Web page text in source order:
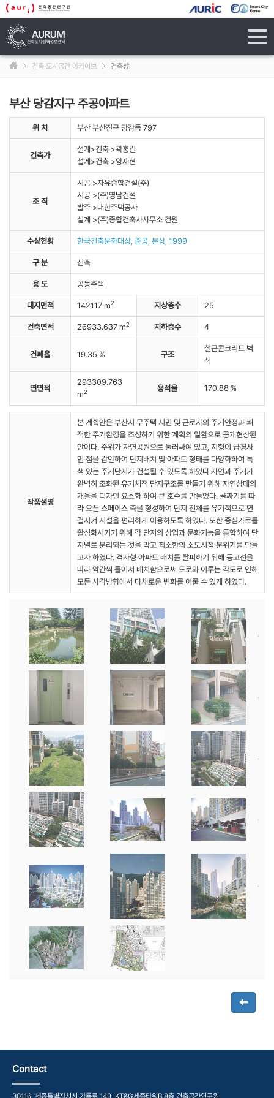
건축·도시공간 아카이브 건축상
부산 당감지구 주공아파트
위 치 부산 부산진구 당감동 797
건축가
설계>건축 >곽홍길
설계>건축 >양재현
조 직
시공 >자유종합건설(주)
시공 >(주)영남건설
발주 >대한주택공사
설계 >(주)종합건축사사무소 건원
수상현황 한국건축문화대상, 준공, 본상, 1999
구 분 신축
용 도 공동주택
대지면적 142117 m2 지상층수 25
건축면적 26933.637 m2 지하층수 4
건폐율 19.35 % 구조
철근콘크리트 벽
식
연면적
293309.763
m2 용적율 170.88 %
작품설명
본 계획안은 부산시 무주택 시민 및 근로자의 주거안정과 쾌
적한 주거환경을 조성하기 위한 계획의 일환으로 공개현상된
안이다. 주위가 자연공원으로 둘러싸여 있고, 지형이 급경사
인 점을 감안하여 단지배치 및 아파트 형태를 다양화하여 특
색 있는 주거단지가 건설될 수 있도록 하였다.자연과 주거가
완벽히 조화된 유기체적 단지구조를 만들기 위해 자연상태의
개울을 디자인 요소화 하여 큰 호수를 만들었다. 골짜기를 따
라 오픈 스페이스 축을 형성하여 단지 전체를 유기적으로 연
결시켜 시설을 편리하게 이용하도록 하였다. 또한 중심가로를
활성화시키기 위해 각 단지의 상업과 문화기능을 통합하여 단
지별로 분리되는 것을 막고 최소한의 소도시적 분위기를 만들
고자 하였다. 격자형 아파트 배치를 탈피하기 위해 등고선을
따라 약간씩 틀어서 배치함으로써 도로와 이루는 각도로 인해
모든 사각방향에서 다채로운 변화를 이룰 수 있게 하였다.
Contact
30116, 세종특별자치시 가름로 143, KT&G세종타워B 8층 건축공간연구원